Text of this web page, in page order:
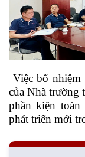
Việc bổ nhiệm
của Nhà trường
phần kiện
phát triển mới